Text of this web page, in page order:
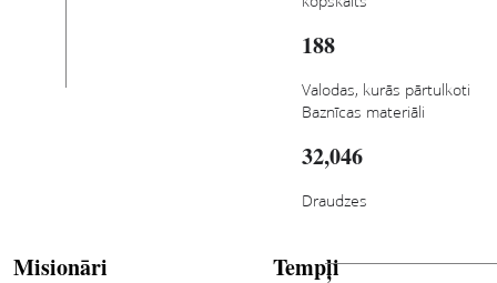
188
Valodas, kurās pārtulkoti
Baznīcas materiāli
32,046
Draudzes
Misionāri
Tempļi